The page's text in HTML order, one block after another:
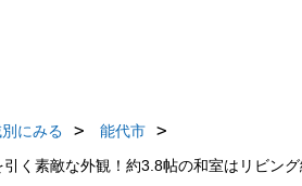
にみる
能代市
く素敵な外観！約3.8帖の和室はリビン